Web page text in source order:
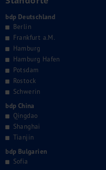
bdp Deutschland
Berlin
Frankfurt a.M.
Hamburg
Hamburg Hafen
Potsdam
Rostock
Schwerin
bdp China
Qingdao
Shanghai
Tianjin
bdp Bulgarien
Sofia